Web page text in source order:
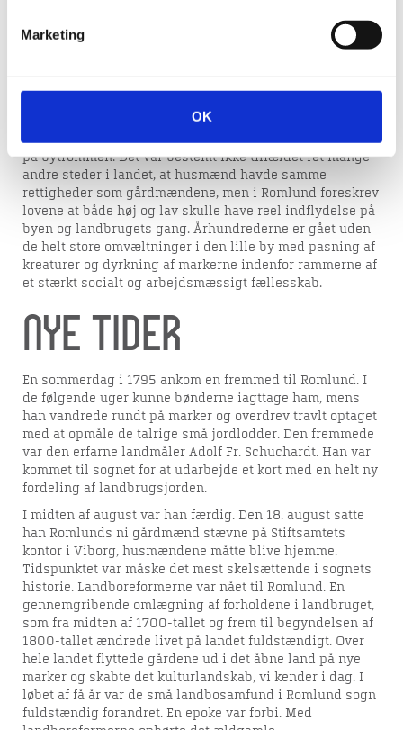
Marketing
OK
om natten. Forten var allemandseje og udnyttedes til
kollektive formål. Det var her mændene satte hinanden
tilrettelægge jordens dyrkning under ledelse af
oldermanden.
Både gård- og husmænd havde pligt til at møde op på
stævnet, når oldermanden gik igennem gaderne og slog
på bytrommen. Det var bestemt ikke tilfældet ret mange
andre steder i landet, at husmænd havde samme
rettigheder som gårdmændene, men i Romlund foreskrev
lovene at både høj og lav skulle have reel indflydelse på
byen og landbrugets gang. Århundrederne er gået uden
de helt store omvæltninger i den lille by med pasning af
kreaturer og dyrkning af markerne indenfor rammerne af
et stærkt socialt og arbejdsmæssigt fællesskab.
Nye tider
En sommerdag i 1795 ankom en fremmed til Romlund. I
de følgende uger kunne bønderne iagttage ham, mens
han vandrede rundt på marker og overdrev travlt optaget
med at opmåle de talrige små jordlodder. Den fremmede
var den erfarne landmåler Adolf Fr. Schuchardt. Han var
kommet til sognet for at udarbejde et kort med en helt ny
fordeling af landbrugsjorden.
I midten af august var han færdig. Den 18. august satte
han Romlunds ni gårdmænd stævne på Stiftsamtets
kontor i Viborg, husmændene måtte blive hjemme.
Tidspunktet var måske det mest skelsættende i sognets
historie. Landboreformerne var nået til Romlund. En
gennemgribende omlægning af forholdene i landbruget,
som fra midten af 1700-tallet og frem til begyndelsen af
1800-tallet ændrede livet på landet fuldstændigt. Over
hele landet flyttede gårdene ud i det åbne land på nye
marker og skabte det kulturlandskab, vi kender i dag. I
løbet af få år var de små landbosamfund i Romlund sogn
fuldstændig forandret. En epoke var forbi. Med